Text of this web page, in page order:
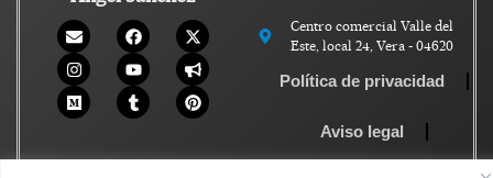
Centro comercial Valle del
Este, local 24, Vera - 04620
Política de privacidad
Aviso legal